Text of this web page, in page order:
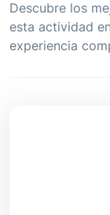
Descubre los
esta actividad
experiencia